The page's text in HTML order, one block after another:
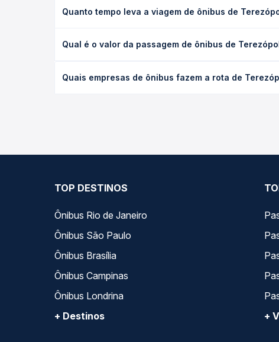
Quanto tempo leva a viagem de ônibus de
(convencional, executivo ou leito) e as condições de
Qual é o valor da passagem de ônibus de
tipo de poltrona e a antecedência da compra. Na
Quais empresas de ônibus fazem a rota de
TOP DESTINOS
Ônibus Rio de Janeiro
Ônibus São Paulo
Ônibus Brasília
Ônibus Campinas
Ônibus Londrina
+ Destinos
+